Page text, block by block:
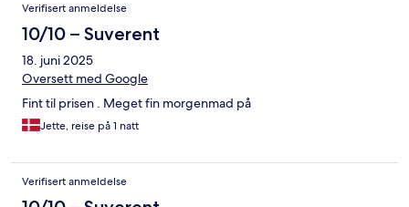
Verifisert anmeldelse
10/10 – Suverent
18. juni 2025
Oversett med Google
Fint til prisen . Meget fin morgenmad på
Jette, reise på 1 natt
Verifisert anmeldelse